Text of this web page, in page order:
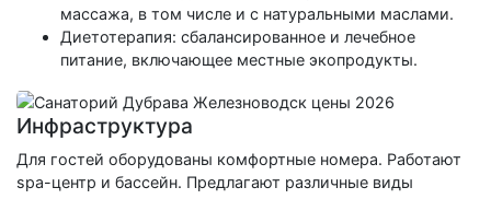
массажа, в том числе и с натуральными маслами.
Диетотерапия: сбалансированное и лечебное
питание, включающее местные экопродукты.
Инфраструктура
Для гостей оборудованы комфортные номера. Работают
spa-центр и бассейн. Предлагают различные виды